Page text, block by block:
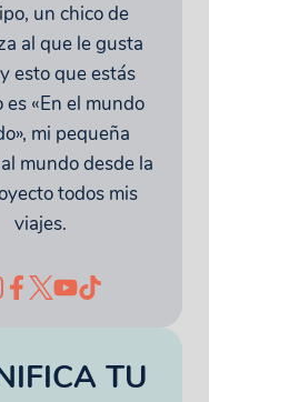
un chico de
al que le gusta
esto que estás
es «En el mundo
mi pequeña
mundo desde la
todos mis
viajes.
TU